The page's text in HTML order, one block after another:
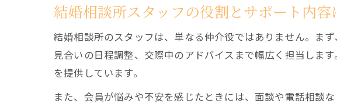
結婚相談所スタッフの役割とサポート内容
結婚相談所のスタッフは、単なる仲介役ではありません。ま
見合いの日程調整、交際中のアドバイスまで幅広く担当しま
を提供しています。
また、会員が悩みや不安を感じたときには、面談や電話相談